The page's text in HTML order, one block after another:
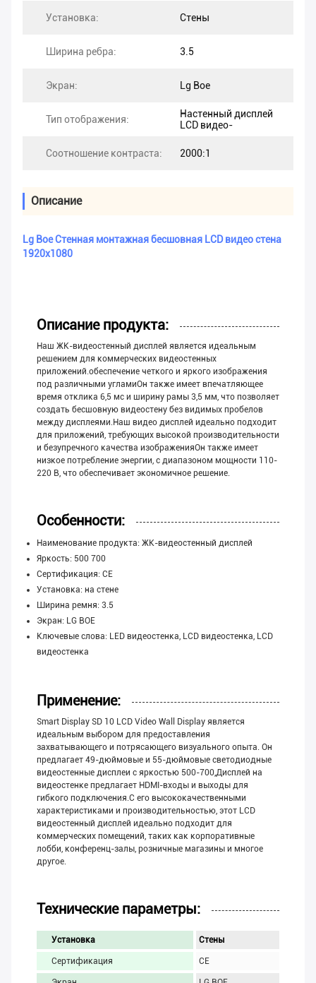
Установка: Стены
Ширина ребра: 3.5
Экран: Lg Boe
Тип отображения:
Настенный дисплей
LCD видео-
Соотношение контраста: 2000:1
Описание
Lg Boe Стенная монтажная бесшовная LCD видео стена
1920x1080
Описание продукта:
Наш ЖК-видеостенный дисплей является идеальным
решением для коммерческих видеостенных
приложений.обеспечение четкого и яркого изображения
под различными угламиОн также имеет впечатляющее
время отклика 6,5 мс и ширину рамы 3,5 мм, что позволяет
создать бесшовную видеостену без видимых пробелов
между дисплеями.Наш видео дисплей идеально подходит
для приложений, требующих высокой производительности
и безупречного качества изображенияОн также имеет
низкое потребление энергии, с диапазоном мощности 110-
220 В, что обеспечивает экономичное решение.
Особенности:
Наименование продукта: ЖК-видеостенный дисплей
Яркость: 500 700
Сертификация: CE
Установка: на стене
Ширина ремня: 3.5
Экран: LG BOE
Ключевые слова: LED видеостенка, LCD видеостенка, LCD
видеостенка
Применение:
Smart Display SD 10 LCD Video Wall Display является
идеальным выбором для предоставления
захватывающего и потрясающего визуального опыта. Он
предлагает 49-дюймовые и 55-дюймовые светодиодные
видеостенные дисплеи с яркостью 500-700,Дисплей на
видеостенке предлагает HDMI-входы и выходы для
гибкого подключения.С его высококачественными
характеристиками и производительностью, этот LCD
видеостенный дисплей идеально подходит для
коммерческих помещений, таких как корпоративные
лобби, конференц-залы, розничные магазины и многое
другое.
Технические параметры:
Установка Стены
Сертификация CE